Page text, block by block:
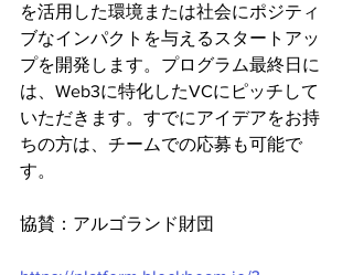
を活用した環境または社会にポジティ
ブなインパクトを与えるスタートアッ
プを開発します。プログラム最終日に
は、Web3に特化したVCにピッチして
いただきます。すでにアイデアをお持
ちの方は、チームでの応募も可能で
す。
協賛：アルゴランド財団